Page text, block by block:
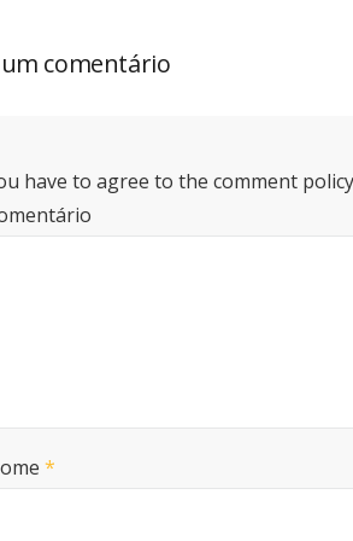
um comentário
have to agree to the comment
*